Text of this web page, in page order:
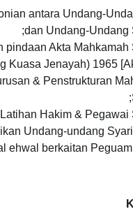
antara Undang-
dan Undang-Undang
pindaan Akta Mahkamah
Kuasa Jenayah) 1965
& Penstrukturan
Latihan Hakim & Pegawai
Undang-undang
ehwal berkaitan Peguam